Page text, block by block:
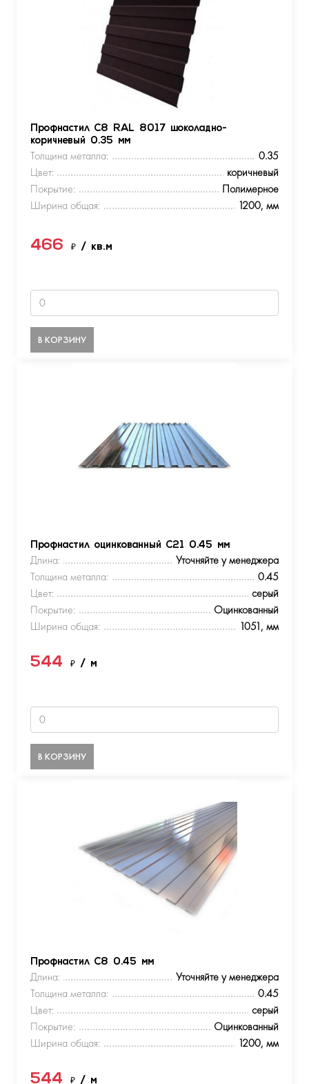
Профнастил С8 RAL 8017 шоколадно-
коричневый 0.35 мм
Толщина металла:
0.35
Цвет:
коричневый
Покрытие:
Полимерное
Ширина общая:
1200, мм
466 ₽ / кв.м
В КОРЗИНУ
Профнастил оцинкованный С21 0.45 мм
Длина:
Уточняйте у менеджера
Толщина металла:
0.45
Цвет:
серый
Покрытие:
Оцинкованный
Ширина общая:
1051, мм
544 ₽ / м
В КОРЗИНУ
Профнастил С8 0.45 мм
Длина:
Уточняйте у менеджера
Толщина металла:
0.45
Цвет:
серый
Покрытие:
Оцинкованный
Ширина общая:
1200, мм
544 ₽ / м